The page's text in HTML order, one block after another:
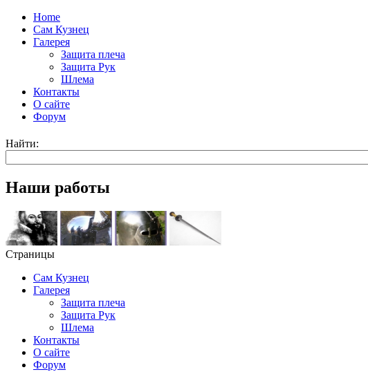
Home
Сам Кузнец
Галерея
Защита плеча
Защита Рук
Шлема
Контакты
О сайте
Форум
Найти:
Наши работы
Страницы
Сам Кузнец
Галерея
Защита плеча
Защита Рук
Шлема
Контакты
О сайте
Форум